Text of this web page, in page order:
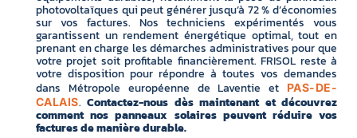
photovoltaïques qui peut générer jusqu’à 72 % d’économies
sur vos factures. Nos techniciens expérimentés vous
garantissent un rendement énergétique optimal, tout en
prenant en charge les démarches administratives pour que
votre projet soit profitable financièrement. FRISOL reste à
votre disposition pour répondre à toutes vos demandes
dans Métropole européenne de Laventie et
PAS-DE-
CALAIS.Contactez-nous dès maintenant et découvrez
comment nos panneaux solaires peuvent réduire vos
factures de manière durable.